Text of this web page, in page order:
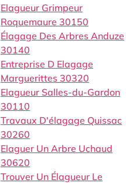
Elagueur Grimpeur
Roquemaure 30150
Élagage Des Arbres Anduze
30140
Entreprise D Elagage
Marguerittes 30320
Elagueur Salles-du-Gardon
30110
Travaux D'élagage Quissac
30260
Elaguer Un Arbre Uchaud
30620
Trouver Un Élagueur Le